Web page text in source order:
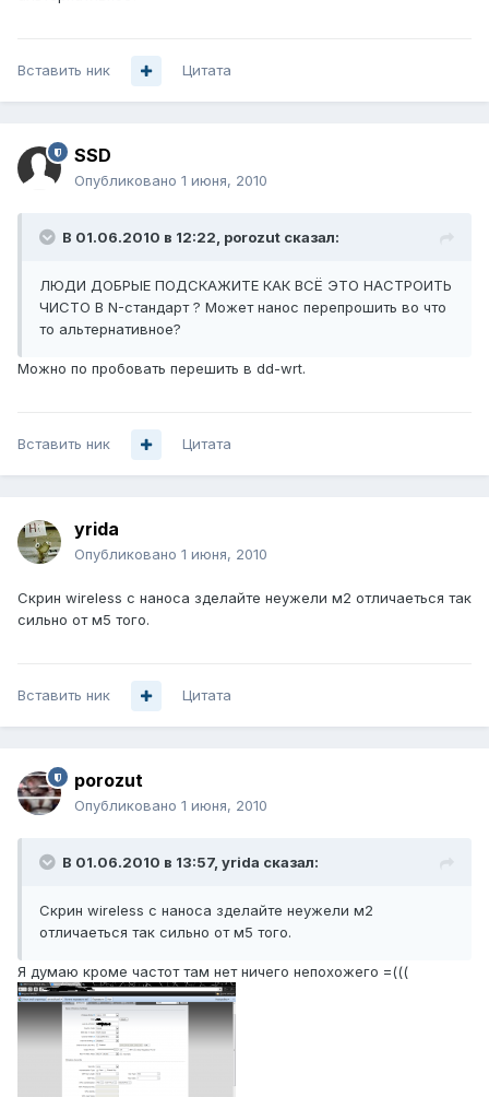
Вставить ник Цитата
SSD
Опубликовано 1 июня, 2010
В 01.06.2010 в 12:22, porozut сказал:
ЛЮДИ ДОБРЫЕ ПОДСКАЖИТЕ КАК ВСЁ ЭТО НАСТРОИТЬ
ЧИСТО В N-стандарт ? Может нанос перепрошить во что
то альтернативное?
Можно по пробовать перешить в dd-wrt.
Вставить ник Цитата
yrida
Опубликовано 1 июня, 2010
Скрин wireless с наноса зделайте неужели м2 отличаеться так
сильно от м5 того.
Вставить ник Цитата
porozut
Опубликовано 1 июня, 2010
В 01.06.2010 в 13:57, yrida сказал:
Скрин wireless с наноса зделайте неужели м2
отличаеться так сильно от м5 того.
Я думаю кроме частот там нет ничего непохожего =(((